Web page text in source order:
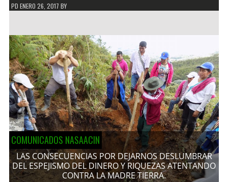
PD ENERO 26, 2017 BY
COMUNICADOS NASAACIN
LAS CONSECUENCIAS POR DEJARNOS DESLUMBRAR
DEL ESPEJISMO DEL DINERO Y RIQUEZAS ATENTANDO
CONTRA LA MADRE TIERRA.